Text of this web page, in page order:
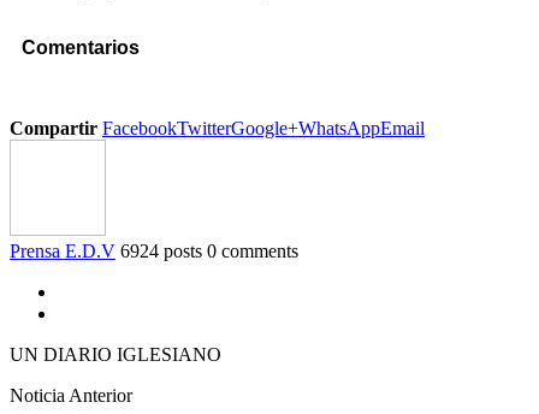
Comentarios
Compartir FacebookTwitterGoogle+WhatsAppEmail
Prensa E.D.V 6924 posts 0 comments
UN DIARIO IGLESIANO
Noticia Anterior